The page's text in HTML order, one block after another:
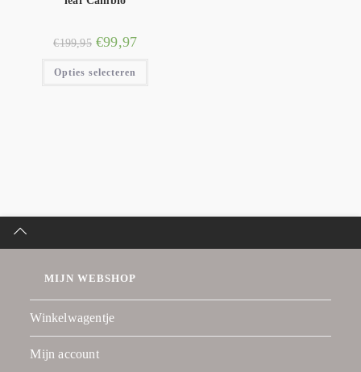
€199,95 €99,97
Opties selecteren
MIJN WEBSHOP
Winkelwagentje
Mijn account